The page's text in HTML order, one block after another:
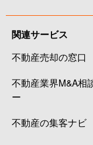
関連サービス
不動産売却の窓口
不動産業界M&A相
ー
不動産の集客ナビ